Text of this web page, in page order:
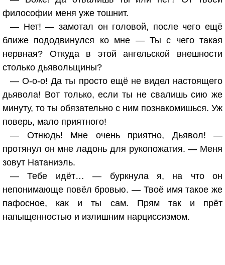
философии меня уже тошнит.
— Нет! — замотал он головой, после чего ещё
ближе пододвинулся ко мне — Ты с чего такая
нервная? Откуда в этой ангельской внешности
столько дьявольщины?
— О-о-о! Да ты просто ещё не видел настоящего
дьявола! Вот только, если ты не свалишь сию же
минуту, то ты обязательно с ним познакомишься. Уж
поверь, мало приятного!
— Отнюдь! Мне очень приятно, Дьявол! —
протянул он мне ладонь для рукопожатия. — Меня
зовут Натаниэль.
— Тебе идёт… — буркнула я, на что он
непонимающе повёл бровью. — Твоё имя такое же
пафосное, как и ты сам. Прям так и прёт
напыщенностью и излишним нарциссизмом.